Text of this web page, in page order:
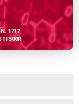
1717